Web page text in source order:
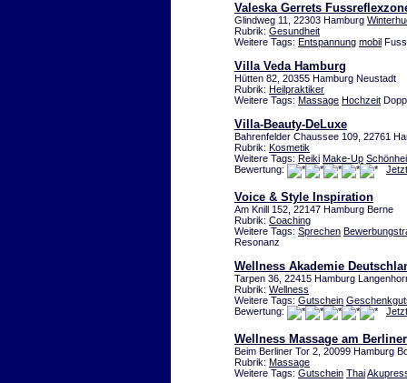
Valeska Gerrets
Glindweg 11, 22303 Hamburg
Rubrik: Gesundheit
Weitere Tags: Entspannung mobil
Villa Veda Hamburg
Hütten 82, 20355 Hamburg Neustadt
Rubrik: Heilpraktiker
Weitere Tags: Massage Hochzeit
Villa-Beauty-DeLuxe
Bahrenfelder Chaussee 109, 22761
Rubrik: Kosmetik
Weitere Tags: Reiki Make-Up
Bewertung:
Voice & Style Inspiration
Am Knill 152, 22147 Hamburg Berne
Rubrik: Coaching
Weitere Tags: Sprechen
Resonanz
Wellness Akademie
Tarpen 36, 22415 Hamburg
Rubrik: Wellness
Weitere Tags: Gutschein
Bewertung:
Wellness Massage am
Beim Berliner Tor 2, 20099 Hamburg
Rubrik: Massage
Weitere Tags: Gutschein Thai